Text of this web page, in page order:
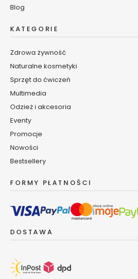
e
m
y
o
d
o
z
e
m
k
a
i
z
Blog
KATEGORIE
Zdrowa żywność
Naturalne kosmetyki
Sprzęt do ćwiczeń
Multimedia
Odzież i akcesoria
Eventy
Promocje
Nowości
Bestsellery
FORMY PŁATNOŚCI
DOSTAWA